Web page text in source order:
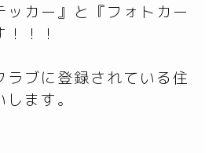
ッカー』と『フォトカー
！！
ブに登録されている住
ます。